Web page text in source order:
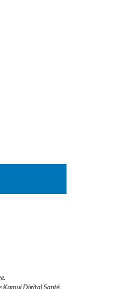
Kamui Digital Santé.